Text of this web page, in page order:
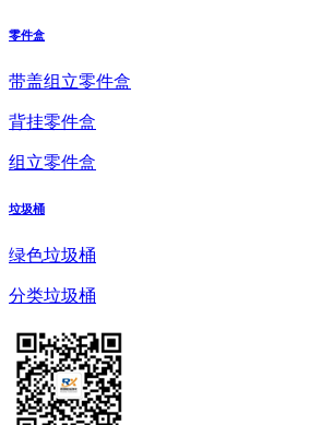
零件盒
带盖组立零件盒
背挂零件盒
组立零件盒
垃圾桶
绿色垃圾桶
分类垃圾桶